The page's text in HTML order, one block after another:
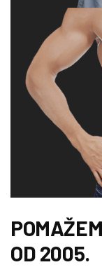
OD 2005.